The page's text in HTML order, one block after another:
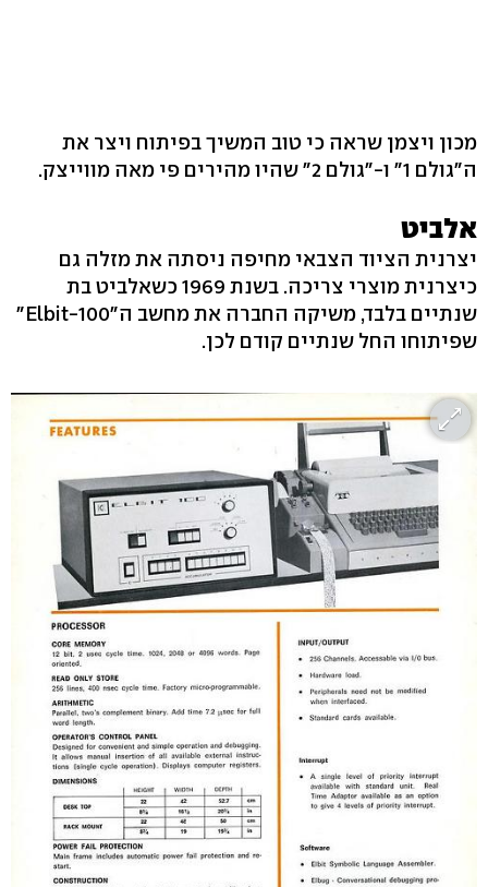
מכון ויצמן שראה כי טוב המשיך בפיתוח ויצר את
ה"גולם 1" ו-"גולם 2" שהיו מהירים פי מאה מווייצק.
אלביט
יצרנית הציוד הצבאי מחיפה ניסתה את מזלה גם
כיצרנית מוצרי צריכה. בשנת 1969 כשאלביט בת
שנתיים בלבד, משיקה החברה את מחשב ה"Elbit-100"
שפיתוחו החל שנתיים קודם לכן.